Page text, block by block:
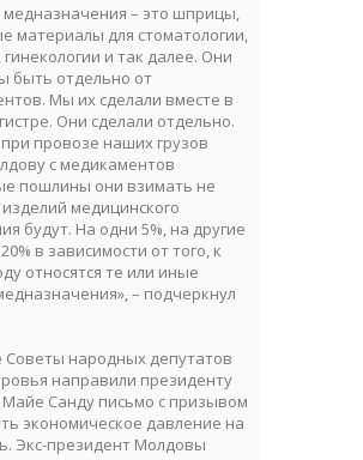
медназначения – это шприцы,
материалы для стоматологии,
гинекологии и так далее. Они
быть отдельно от
Мы их сделали вместе в
Они сделали отдельно.
провозе наших грузов
с медикаментов
пошлины они взимать не
изделий медицинского
будут. На одни 5%, на другие
20% в зависимости от того, к
относятся те или иные
– подчеркнул
Советы народных депутатов
направили президенту
Санду письмо с призывом
экономическое давление на
Экс-президент Молдовы